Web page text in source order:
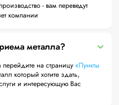
- вам переведут
компании
металла?
на страницу «Пункты
который хотите здать,